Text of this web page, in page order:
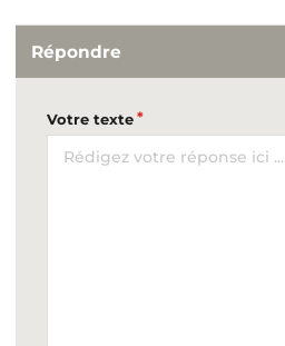
Répondre
Votre texte